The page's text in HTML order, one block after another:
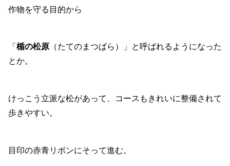
作物を守る目的から
「 楯の松原 （たてのまつばら）」と呼ばれるようになった
とか。
けっこう立派な松があって、コースもきれいに整備されて
歩きやすい。
目印の赤青リボンにそって進む。